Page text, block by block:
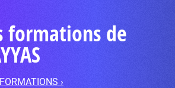
formations de
›